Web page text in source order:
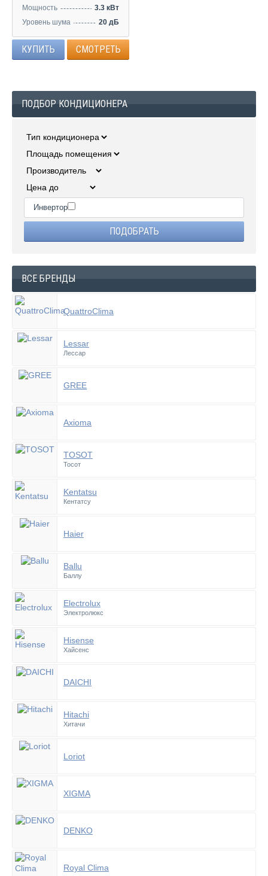
Мощность
3.3 кВт
Уровень шума
20 дБ
КУПИТЬ СМОТРЕТЬ
ПОДБОР КОНДИЦИОНЕРА
Инвертор
ВСЕ БРЕНДЫ
QuattroClima
Lessar
Лессар
GREE
Axioma
TOSOT
Тосот
Kentatsu
Кентатсу
Haier
Ballu
Баллу
Electrolux
Электролюкс
Hisense
Хайсенс
DAICHI
Hitachi
Хитачи
Loriot
XIGMA
DENKO
Royal Clima